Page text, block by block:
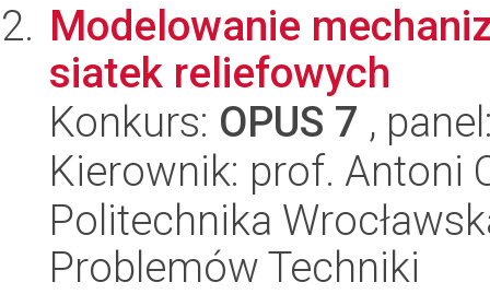
Modelowanie
siatek reliefowych
Konkurs: OPUS 7 ,
Kierownik: prof. Antoni
Politechnika
Problemów Techniki